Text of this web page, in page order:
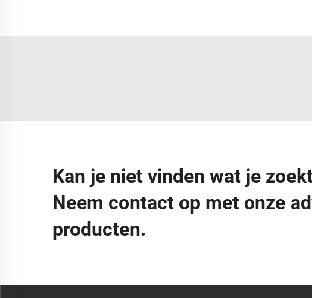
Kan je niet vinden wat je
Neem contact op met onze
producten.